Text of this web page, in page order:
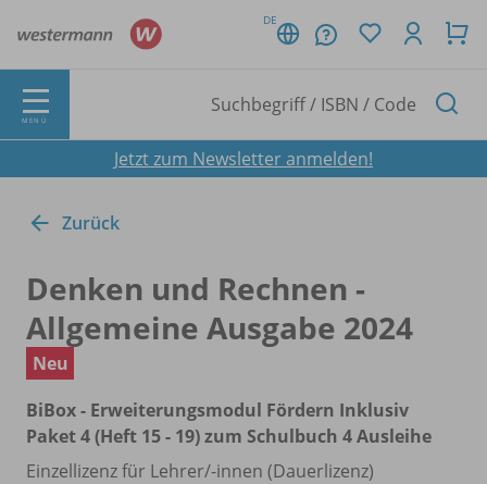
DE
MENÜ
Jetzt zum Newsletter anmelden!
Zurück
Denken und Rechnen -
Allgemeine Ausgabe 2024
Neu
BiBox - Erweiterungsmodul Fördern Inklusiv
Paket 4 (Heft 15 - 19) zum Schulbuch 4 Ausleihe
Einzellizenz für Lehrer/-innen (Dauerlizenz)